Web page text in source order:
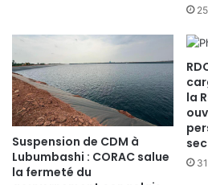
Suspension de CDM à
Lubumbashi : CORAC salue
la fermeté du
la